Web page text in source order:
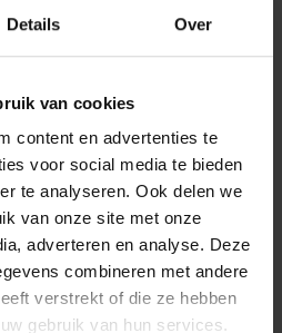
Details Over
van cookies
content en advertenties te
voor social media te bieden
te analyseren. Ook delen we
van onze site met onze
adverteren en analyse. Deze
combineren met andere
verstrekt of die ze hebben
gebruik van hun services.
Nijmegen) is een brede
laten groeien als
maar ook een springplank
toekomst. Op de campus in
meer dan 35.000
hun toekomst als professional in
ruim 3.900 medewerkers
De HAN bestaat uit 14